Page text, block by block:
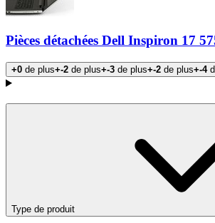
Pièces détachées Dell Inspiron 17
+0 de plus+-2 de plus+-3 de plus+-2 de plus+-4
Produits
Type de produit